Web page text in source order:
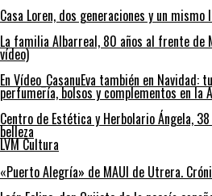
Casa Loren, dos generaciones y un
La familia Albarreal, 80 años al frente de
vídeo)
En Vídeo_CasanuEva también en Navidad:
perfumería, bolsos y complementos en la
Centro de Estética y Herbolario Ángela,
belleza
LVM Cultura
«Puerto Alegría» de MAUI de Utrera.